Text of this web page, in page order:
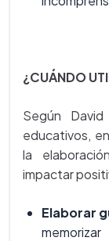
¿CUÁNDO
Según
educativos,
la
impactar
Elaborar